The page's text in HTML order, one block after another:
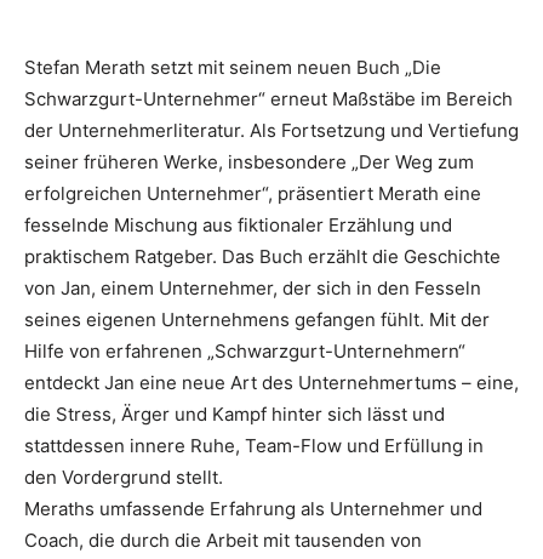
Stefan Merath setzt mit seinem neuen Buch „Die
Schwarzgurt-Unternehmer“ erneut Maßstäbe im Bereich
der Unternehmerliteratur. Als Fortsetzung und Vertiefung
seiner früheren Werke, insbesondere „Der Weg zum
erfolgreichen Unternehmer“, präsentiert Merath eine
fesselnde Mischung aus fiktionaler Erzählung und
praktischem Ratgeber. Das Buch erzählt die Geschichte
von Jan, einem Unternehmer, der sich in den Fesseln
seines eigenen Unternehmens gefangen fühlt. Mit der
Hilfe von erfahrenen „Schwarzgurt-Unternehmern“
entdeckt Jan eine neue Art des Unternehmertums – eine,
die Stress, Ärger und Kampf hinter sich lässt und
stattdessen innere Ruhe, Team-Flow und Erfüllung in
den Vordergrund stellt.
Meraths umfassende Erfahrung als Unternehmer und
Coach, die durch die Arbeit mit tausenden von